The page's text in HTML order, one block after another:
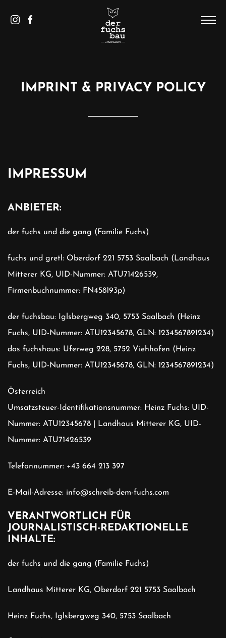
IMPRINT & PRIVACY POLICY
IMPRESSUM
ANBIETER:
der fuchs und die gang (Familie Fuchs)
fuchs und gretl: Oberdorf 221 5753 Saalbach (Landhaus
Mitterer KG, UID-Nummer: ATU71426539,
Firmenbuchnummer: FN458193p)
der fuchsbau: Iglsbergweg 340, 5753 Saalbach (Heinz
Fuchs, UID-Nummer: ATU12345678, GLN: 1234567891234)
das fuchshaus: Uferweg 228, 5752 Viehhofen (Heinz
Fuchs, UID-Nummer: ATU12345678, GLN: 1234567891234)
Österreich
Umsatzsteuer-Identifikationsnummer: Heinz Fuchs: UID-
Nummer: ATU12345678 | Landhaus Mitterer KG, UID-
Nummer: ATU71426539
Telefonnummer: +43 664 213 397
E-Mail-Adresse: info@schreib-dem-fuchs.com
VERANTWORTLICH FÜR
JOURNALISTISCH-REDAKTIONELLE
INHALTE:
der fuchs und die gang (Familie Fuchs)
Landhaus Mitterer KG, Oberdorf 221 5753 Saalbach
Heinz Fuchs, Iglsbergweg 340, 5753 Saalbach
DE
THE HOUSE
CONTACT AND SERVICE